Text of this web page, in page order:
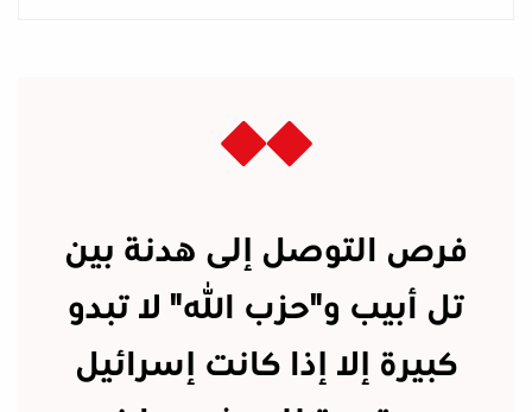
فرص التوصل إلى هدنة بين
تل أبيب و"حزب الله" لا تبدو
كبيرة إلا إذا كانت إسرائيل